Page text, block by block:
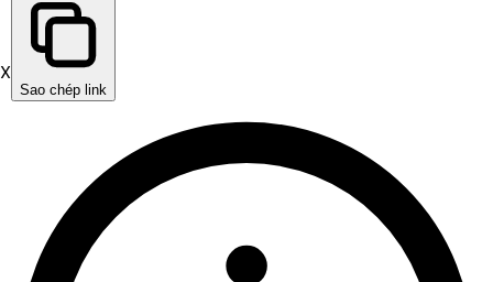
X
Sao chép link